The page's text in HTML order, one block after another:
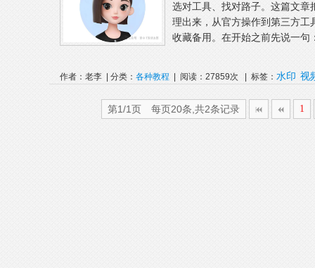
选对工具、找对路子。这篇文
理出来，从官方操作到第三方
收藏备用。在开始之前先说一
作者：老李 | 分类： 各种教程 | 阅读：27859次 | 标签： 水印 视
第1/1页 每页20条,共2条记录 1